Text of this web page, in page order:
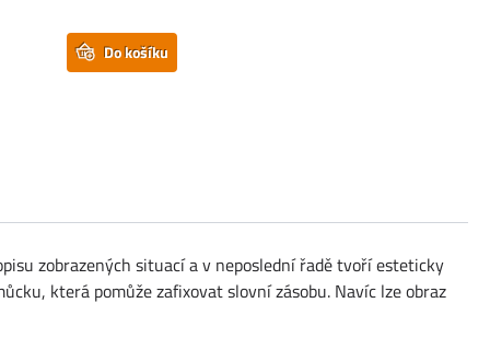
Do košíku
zobrazených situací a v neposlední řadě tvoří esteticky
která pomůže zafixovat slovní zásobu. Navíc lze obraz